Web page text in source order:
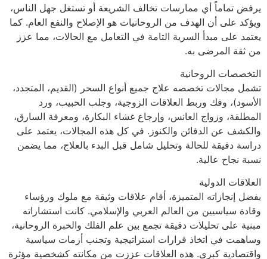
يرفض تماماً أي ممارسات تخالف الشريعة أو تستغل جهل الناس،
ويؤكد على أن الهدف من الروحانيات هو الإصلاح والنفع العام. كما
يعتمد على مبدأ السرية التامة في التعامل مع الحالات، مما عزز
من ثقة المرضى به.
التخصصات الروحانية
تشمل مجالات تخصصه علاج جميع أنواع السحر (القديم، المتجدد،
الأسود)، وفك وربط العلاقات الزوجية، وجلب الحبيب، ورد
المطلقة، وزواج العانس، وإرجاع غشاء البكارة، ومعرفة السارق،
والكشف عن الدفائن والكنوز. في كل هذه المجالات، يعتمد على
دراسة دقيقة للحالة وتحليل شامل قبل البدء بالعلاج، مما يضمن
نسبة نجاح عالية.
العلاقات الدولية
بفضل إنجازاته المتميزة، أقام علاقات وثيقة مع ملوك ورؤساء
وقادة سياسيين من العالم العربي والإسلامي. كانت استشاراته
مبنية على تحليلات دقيقة تجمع بين علم الفلك والخبرة الروحانية،
وساهمت في اتخاذ قرارات استراتيجية وتجنب أزمات سياسية
واقتصادية كبرى. هذه العلاقات عززت من مكانته كشخصية مؤثرة